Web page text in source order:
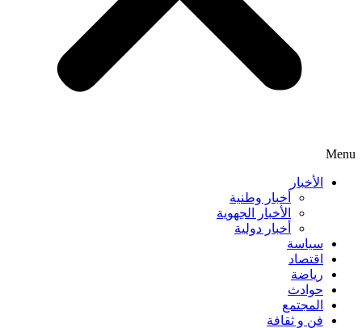
Menu
الأخبار
أخبار وطنية
الأخبار الجهوية
أخبار دولية
سياسة
اقتصاد
رياضة
حوادث
المجتمع
فن و ثقافة